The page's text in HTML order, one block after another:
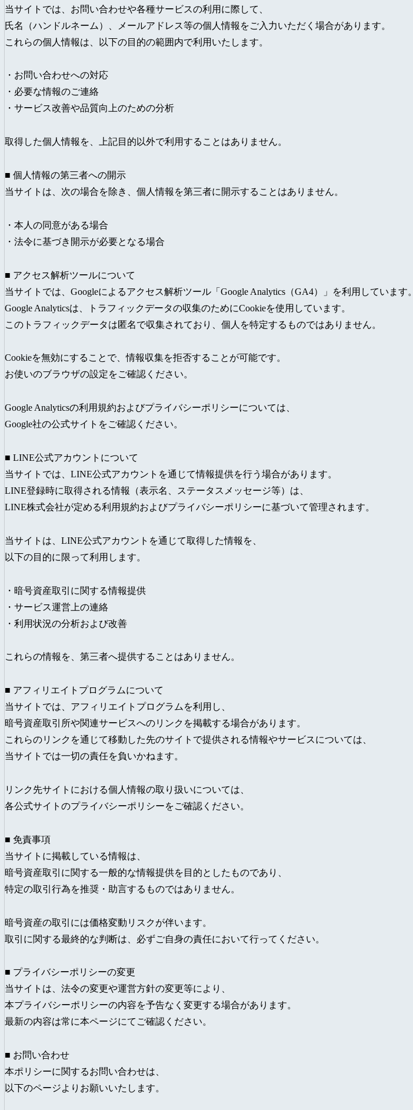
当サイトでは、お問い合わせや各種サービスの利用に際して、
氏名（ハンドルネーム）、メールアドレス等の個人情報をご入力いただく場合があります。
これらの個人情報は、以下の目的の範囲内で利用いたします。
・お問い合わせへの対応
・必要な情報のご連絡
・サービス改善や品質向上のための分析
取得した個人情報を、上記目的以外で利用することはありません。
■ 個人情報の第三者への開示
当サイトは、次の場合を除き、個人情報を第三者に開示することはありません。
・本人の同意がある場合
・法令に基づき開示が必要となる場合
■ アクセス解析ツールについて
当サイトでは、Googleによるアクセス解析ツール「Google Analytics（GA4）」を利用しています。
Google Analyticsは、トラフィックデータの収集のためにCookieを使用しています。
このトラフィックデータは匿名で収集されており、個人を特定するものではありません。
Cookieを無効にすることで、情報収集を拒否することが可能です。
お使いのブラウザの設定をご確認ください。
Google Analyticsの利用規約およびプライバシーポリシーについては、
Google社の公式サイトをご確認ください。
■ LINE公式アカウントについて
当サイトでは、LINE公式アカウントを通じて情報提供を行う場合があります。
LINE登録時に取得される情報（表示名、ステータスメッセージ等）は、
LINE株式会社が定める利用規約およびプライバシーポリシーに基づいて管理されます。
当サイトは、LINE公式アカウントを通じて取得した情報を、
以下の目的に限って利用します。
・暗号資産取引に関する情報提供
・サービス運営上の連絡
・利用状況の分析および改善
これらの情報を、第三者へ提供することはありません。
■ アフィリエイトプログラムについて
当サイトでは、アフィリエイトプログラムを利用し、
暗号資産取引所や関連サービスへのリンクを掲載する場合があります。
これらのリンクを通じて移動した先のサイトで提供される情報やサービスについては、
当サイトでは一切の責任を負いかねます。
リンク先サイトにおける個人情報の取り扱いについては、
各公式サイトのプライバシーポリシーをご確認ください。
■ 免責事項
当サイトに掲載している情報は、
暗号資産取引に関する一般的な情報提供を目的としたものであり、
特定の取引行為を推奨・助言するものではありません。
暗号資産の取引には価格変動リスクが伴います。
取引に関する最終的な判断は、必ずご自身の責任において行ってください。
■ プライバシーポリシーの変更
当サイトは、法令の変更や運営方針の変更等により、
本プライバシーポリシーの内容を予告なく変更する場合があります。
最新の内容は常に本ページにてご確認ください。
■ お問い合わせ
本ポリシーに関するお問い合わせは、
以下のページよりお願いいたします。